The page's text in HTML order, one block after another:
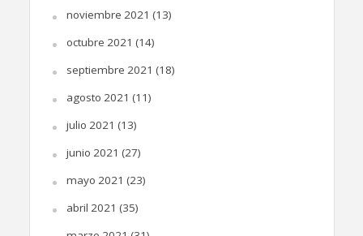
noviembre 2021 (13)
octubre 2021 (14)
septiembre 2021 (18)
agosto 2021 (11)
julio 2021 (13)
junio 2021 (27)
mayo 2021 (23)
abril 2021 (35)